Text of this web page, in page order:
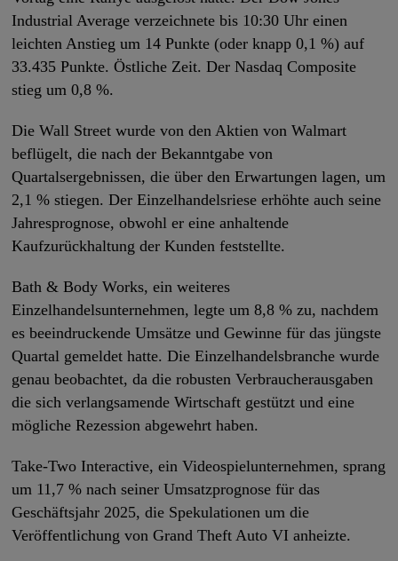
Industrial Average verzeichnete bis 10:30 Uhr einen
leichten Anstieg um 14 Punkte (oder knapp 0,1 %) auf
33.435 Punkte. Östliche Zeit. Der Nasdaq Composite
stieg um 0,8 %.
Die Wall Street wurde von den Aktien von Walmart
beflügelt, die nach der Bekanntgabe von
Quartalsergebnissen, die über den Erwartungen lagen, um
2,1 % stiegen. Der Einzelhandelsriese erhöhte auch seine
Jahresprognose, obwohl er eine anhaltende
Kaufzurückhaltung der Kunden feststellte.
Bath & Body Works, ein weiteres
Einzelhandelsunternehmen, legte um 8,8 % zu, nachdem
es beeindruckende Umsätze und Gewinne für das jüngste
Quartal gemeldet hatte. Die Einzelhandelsbranche wurde
genau beobachtet, da die robusten Verbraucherausgaben
die sich verlangsamende Wirtschaft gestützt und eine
mögliche Rezession abgewehrt haben.
Take-Two Interactive, ein Videospielunternehmen, sprang
um 11,7 % nach seiner Umsatzprognose für das
Geschäftsjahr 2025, die Spekulationen um die
Veröffentlichung von Grand Theft Auto VI anheizte.